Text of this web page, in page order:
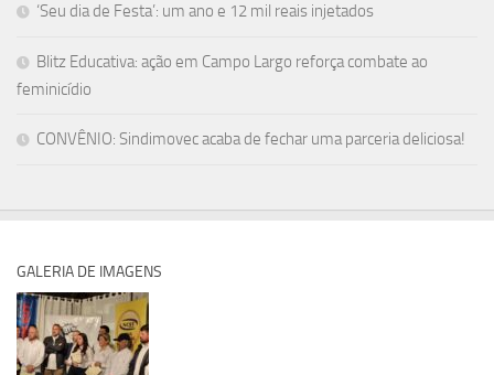
‘Seu dia de Festa’: um ano e 12 mil reais injetados
Blitz Educativa: ação em Campo Largo reforça combate ao
feminicídio
CONVÊNIO: Sindimovec acaba de fechar uma parceria deliciosa!
GALERIA DE IMAGENS